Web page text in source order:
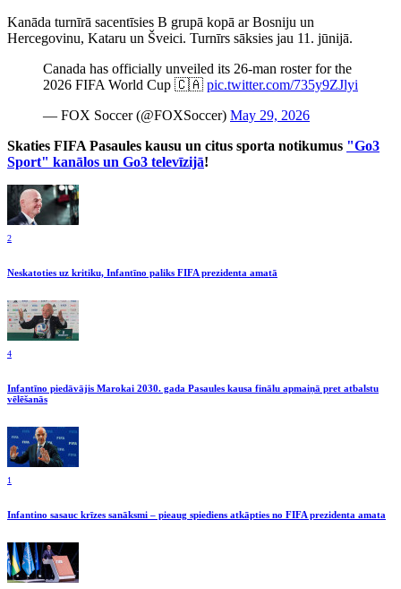
Kanāda turnīrā sacentīsies B grupā kopā ar Bosniju un
Hercegovinu, Kataru un Šveici. Turnīrs sāksies jau 11. jūnijā.
Canada has officially unveiled its 26-man roster for the
2026 FIFA World Cup 🇨🇦 pic.twitter.com/735y9ZJlyi
— FOX Soccer (@FOXSoccer) May 29, 2026
Skaties FIFA Pasaules kausu un citus sporta notikumus "Go3
Sport" kanālos un Go3 televīzijā!
2
Neskatoties uz kritiku, Infantīno paliks FIFA prezidenta amatā
4
Infantīno piedāvājis Marokai 2030. gada Pasaules kausa finālu apmaiņā pret atbalstu
vēlēšanās
1
Infantino sasauc krīzes sanāksmi – pieaug spiediens atkāpties no FIFA prezidenta amata